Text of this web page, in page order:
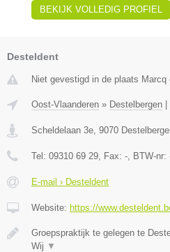
BEKIJK VOLLEDIG PROFIEL
Desteldent
Niet gevestigd in de plaats Marcq
Oost-Vlaanderen » Destelbergen
Scheldelaan 3e 9070
Tel: 09310 69 29 , Fax: - , BTW-nr:
E-mail › Desteldent
Website: https://
Groepspraktijk te gelegen te
Wij ▼